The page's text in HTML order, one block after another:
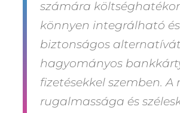
számára
könnyen integrálható és
biztonságos
hagyományos
fizetésekkel szemben. A
rugalmassága és